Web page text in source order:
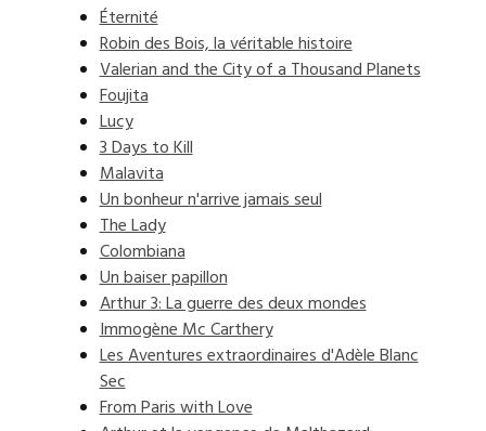
Éternité
Robin des Bois, la véritable histoire
Valerian and the City of a Thousand Planets
Foujita
Lucy
3 Days to Kill
Malavita
Un bonheur n'arrive jamais seul
The Lady
Colombiana
Un baiser papillon
Arthur 3: La guerre des deux mondes
Immogène Mc Carthery
Les Aventures extraordinaires d'Adèle Blanc
Sec
From Paris with Love